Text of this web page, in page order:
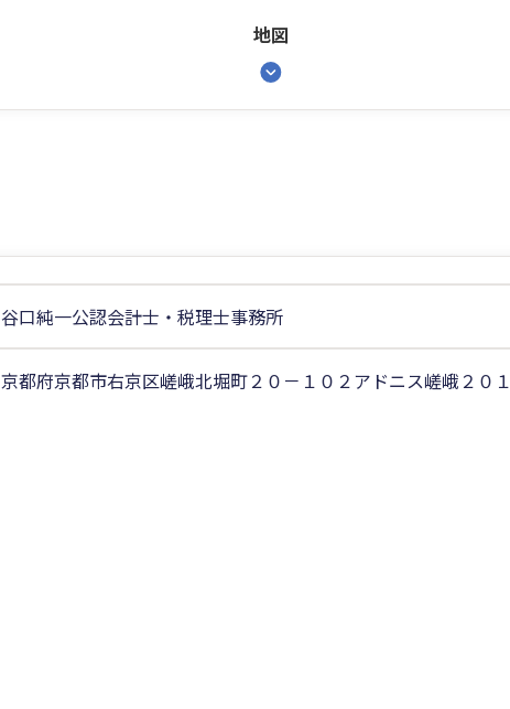
地図
谷口純一公認会計士・税理士事務所
京都府京都市右京区嵯峨北堀町２０－１０２アドニス嵯峨２０１